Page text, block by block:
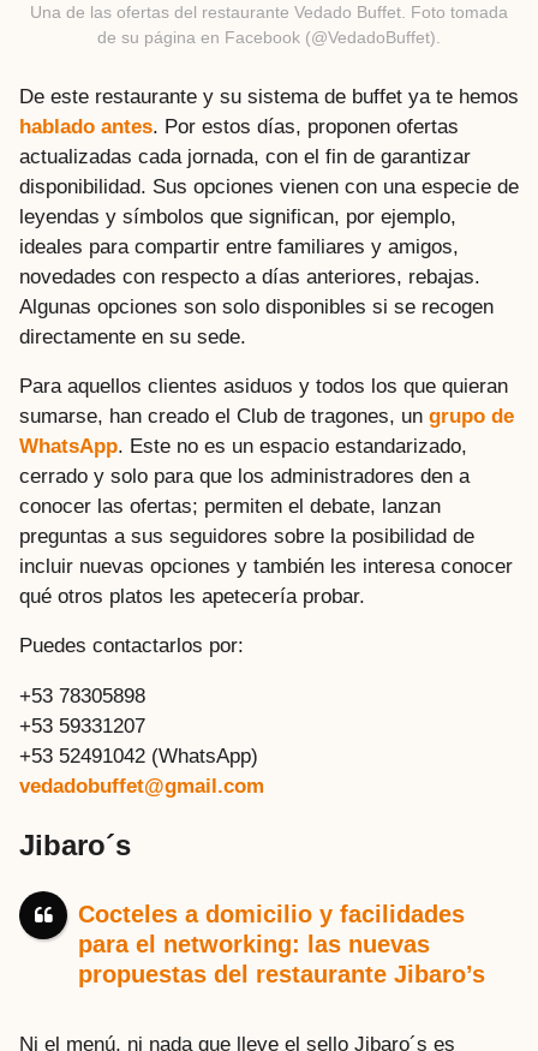
Una de las ofertas del restaurante Vedado Buffet. Foto tomada
de su página en Facebook (@VedadoBuffet).
De este restaurante y su sistema de buffet ya te hemos
hablado antes. Por estos días, proponen ofertas
actualizadas cada jornada, con el fin de garantizar
disponibilidad. Sus opciones vienen con una especie de
leyendas y símbolos que significan, por ejemplo,
ideales para compartir entre familiares y amigos,
novedades con respecto a días anteriores, rebajas.
Algunas opciones son solo disponibles si se recogen
directamente en su sede.
Para aquellos clientes asiduos y todos los que quieran
sumarse, han creado el Club de tragones, un grupo de
WhatsApp. Este no es un espacio estandarizado,
cerrado y solo para que los administradores den a
conocer las ofertas; permiten el debate, lanzan
preguntas a sus seguidores sobre la posibilidad de
incluir nuevas opciones y también les interesa conocer
qué otros platos les apetecería probar.
Puedes contactarlos por:
+53 78305898
+53 59331207
+53 52491042 (WhatsApp)
vedadobuffet@gmail.com
Jibaro´s
Cocteles a domicilio y facilidades
para el networking: las nuevas
propuestas del restaurante Jibaro’s
Ni el menú, ni nada que lleve el sello Jibaro´s es